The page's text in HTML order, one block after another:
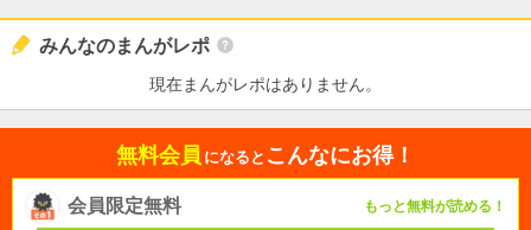
みんなのまんがレポ
現在まんがレポはありません。
無料会員 になると こんなにお得！
会員限定無料 もっと無料が読める！